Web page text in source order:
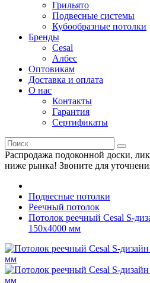
Грильято
Подвесные системы
Кубообразные потолки
Бренды
Cesal
Албес
Оптовикам
Доставка и оплата
О нас
Контакты
Гарантия
Сертификаты
Распродажа подоконной доски,
ниже рынка! Звоните для
Подвесные потолки
Реечный потолок
Потолок реечный Cesal S-
150х4000 мм